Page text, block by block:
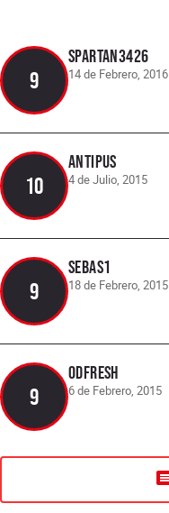
9
spartan3426
14 de Febrero, 2016
10
antipus
4 de Julio, 2015
9
Sebas1
18 de Febrero, 2015
9
Odfresh
6 de Febrero, 2015